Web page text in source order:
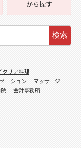
から探す
検索
タリア料理
ーション
マッサージ
会計事務所